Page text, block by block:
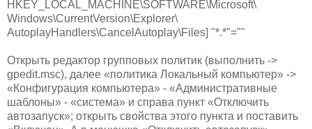
HKEY_LOCAL_MACHINE\SOFTWARE\Microsoft\
Windows\CurrentVersion\Explorer\
AutoplayHandlers\CancelAutoplay\Files] "*.*"=""
Открыть редактор групповых политик (выполнить ->
gpedit.msc), далее «политика Локальный компьютер» ->
«Конфигурация компьютера» - «Административные
шаблоны» - «система» и справа пункт «Отключить
автозапуск»; открыть свойства этого пункта и поставить